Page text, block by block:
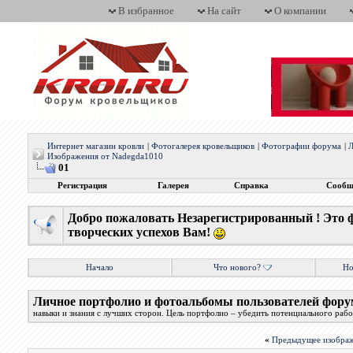
В избранное На сайт О компании
Интернет магазин кровли Фотогалерея кровельщиков Фотографии форума
Изображения от Nadegda1010
01
Регистрация Галерея Справка
Добро пожаловать Незарегистрированный !
творческих успехов Вам!
Начало Что нового?
Личное портфолио и фотоальбомы пользователей
навыки и знания с лучших сторон. Цель портфолио – убедить потенциального
« Предыдущее